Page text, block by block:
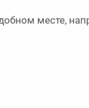
месте,